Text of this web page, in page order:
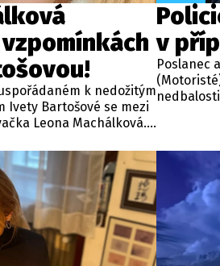
k nedožitým
Ivety Bartošové se mezi
Leona Machálková.
i na to, jak na svou
let. Podle
že skladby
a stále oslovují
v
Poslanec